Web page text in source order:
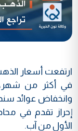
ارتفعت أسعار
في أكثر من
وانخفاض عوائد
إحراز تقدم في
الأول من آب.